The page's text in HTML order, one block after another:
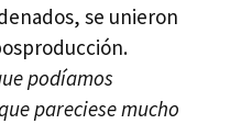
se unieron
podíamos
pareciese mucho